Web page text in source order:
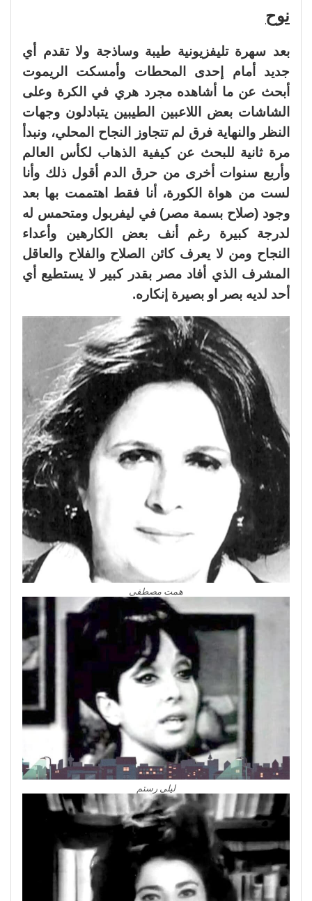
نوح
بعد سهرة تليفزيونية طيبة وساذجة ولا تقدم أي
جديد أمام إحدى المحطات وأمسكت الريموت
أبحث عن ما أشاهده مجرد هري في الكرة وعلى
الشاشات بعض اللاعبين الطيبين يتبادلون وجهات
النظر والنهاية فرق لم تتجاوز النجاح المحلي، ونبدأ
مرة ثانية للبحث عن كيفية الذهاب لكأس العالم
وأربع سنوات أخرى من حرق الدم أقول ذلك وأنا
لست من هواة الكورة، أنا فقط اهتممت بها بعد
وجود (صلاح بسمة مصر) في ليفربول ومتحمس له
لدرجة كبيرة رغم أنف بعض الكارهين وأعداء
النجاح ومن لا يعرف كائن الصلاح والفلاح والعاقل
المشرف الذي أفاد مصر بقدر كبير لا يستطيع أي
أحد لديه بصر او بصيرة إنكاره.
همت مصطفى
ليلى رستم